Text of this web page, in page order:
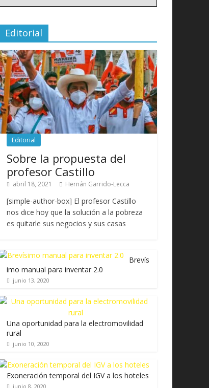
Editorial
Editorial
Sobre la propuesta del
profesor Castillo
abril 18, 2021 Hernán Garrido-Lecca
[simple-author-box] El profesor Castillo
nos dice hoy que la solución a la pobreza
es quitarle sus negocios y sus casas
Brevís
imo manual para inventar 2.0
junio 13, 2020
Una oportunidad para la electromovilidad
rural
junio 10, 2020
Exoneración temporal del IGV a los hoteles
junio 8, 2020